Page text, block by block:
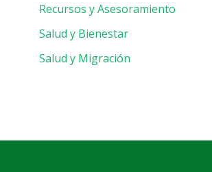
Recursos y Asesoramiento
Salud y Bienestar
Salud y Migración